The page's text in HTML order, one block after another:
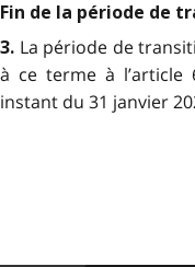
Fin de la période de
3. La période de
à ce terme à
instant du 31 janvier